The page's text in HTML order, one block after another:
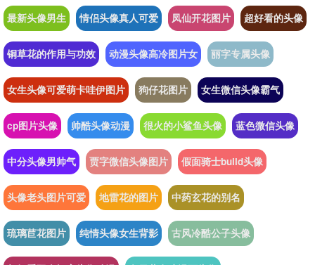
最新头像男生 情侣头像真人可爱 凤仙开花图片 超好看的头像
铜草花的作用与功效 动漫头像高冷图片女 丽字专属头像
女生头像可爱萌卡哇伊图片 狗仔花图片 女生微信头像霸气
cp图片头像 帅酷头像动漫 很火的小鲨鱼头像 蓝色微信头像
中分头像男帅气 贾字微信头像图片 假面骑士build头像
头像老头图片可爱 地雷花的图片 中药玄花的别名
琉璃苣花图片 纯情头像女生背影 古风冷酷公子头像